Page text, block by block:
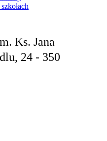
Ks. Jana
24 - 350